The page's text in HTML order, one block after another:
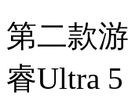
第二款
睿Ultra